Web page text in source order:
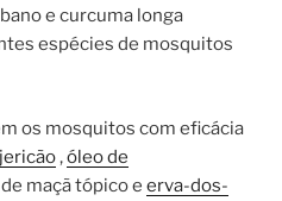
e curcuma longa
espécies de mosquitos
os mosquitos com eficácia
,óleo de
maçã tópico e erva-dos-